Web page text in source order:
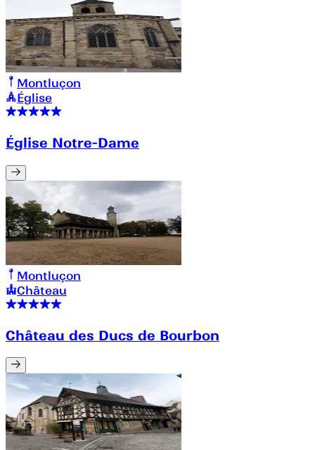
Montluçon
Église
Église Notre-Dame
Montluçon
Château
Château des Ducs de Bourbon